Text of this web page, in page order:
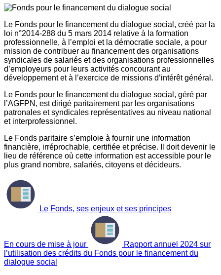
Le Fonds pour le financement du dialogue social, créé par la
loi n°2014-288 du 5 mars 2014 relative à la formation
professionnelle, à l’emploi et la démocratie sociale, a pour
mission de contribuer au financement des organisations
syndicales de salariés et des organisations professionnelles
d’employeurs pour leurs activités concourant au
développement et à l’exercice de missions d’intérêt général.
Le Fonds pour le financement du dialogue social, géré par
l’AGFPN, est dirigé paritairement par les organisations
patronales et syndicales représentatives au niveau national
et interprofessionnel.
Le Fonds paritaire s’emploie à fournir une information
financière, irréprochable, certifiée et précise. Il doit devenir le
lieu de référence où cette information est accessible pour le
plus grand nombre, salariés, citoyens et décideurs.
Le Fonds, ses enjeux et ses principes
En cours de mise à jour
Rapport annuel 2024 sur
l’utilisation des crédits du Fonds pour le financement du
dialogue social